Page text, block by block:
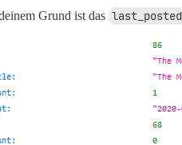
Grund ist das